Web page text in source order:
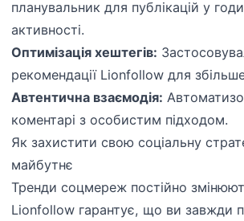
планувальник для публікацій у
активності.
Оптимізація хештегів:
рекомендації Lionfollow для
Автентична взаємодія:
коментарі з особистим підходом.
Як захистити свою соціальну
майбутнє
Тренди соцмереж постійно
Lionfollow гарантує, що ви завжди